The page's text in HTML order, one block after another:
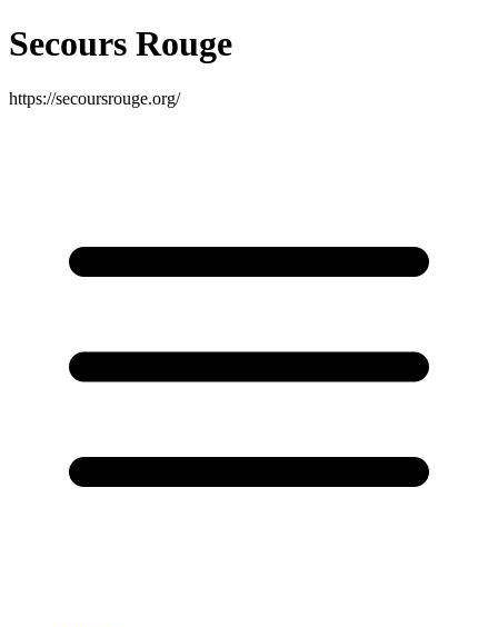
Secours Rouge
https://secoursrouge.org/